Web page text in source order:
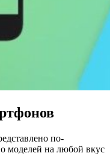
по-
моделей на любой вкус